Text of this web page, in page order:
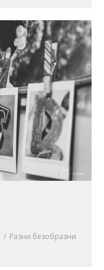
Разни безобразни